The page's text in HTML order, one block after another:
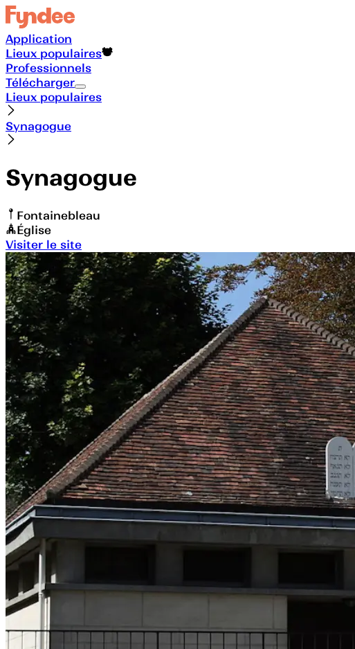
Application
Lieux populaires
Professionnels
Télécharger
Lieux populaires
Synagogue
Synagogue
Fontainebleau
Église
Visiter le site